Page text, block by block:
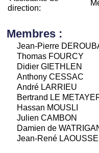
direction:
Membres :
Jean-Pierre
Thomas FOURCY
Didier GIETHLEN
Anthony CESSAC
André LARRIEU
Bertrand LE
Hassan MOUSLI
Julien CAMBON
Damien de
Jean-René LAOUSSE